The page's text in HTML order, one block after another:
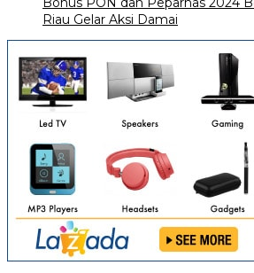
Riau Gelar Aksi Damai